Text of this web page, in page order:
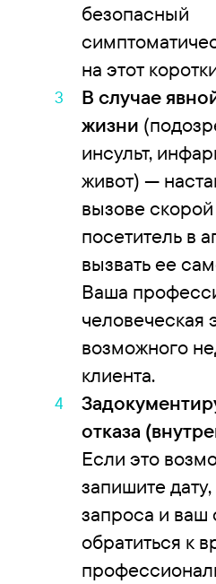
безопасный
на этот
В случае
жизни
инсульт,
живот) —
вызове
посетитель в
вызвать ее
Ваша
человеческая
возможного
клиента.
отказа
Если это
запишите
запроса и ваш
обратиться к